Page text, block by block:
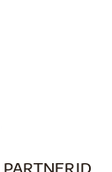
PARTNERID